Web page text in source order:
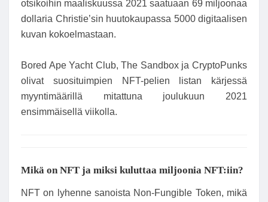
otsikoihin maaliskuussa 2021 saatuaan 69 miljoonaa
dollaria Christie’sin huutokaupassa 5000 digitaalisen
kuvan kokoelmastaan.
Bored Ape Yacht Club, The Sandbox ja CryptoPunks
olivat suosituimpien NFT-pelien listan kärjessä
myyntimäärillä mitattuna joulukuun 2021
ensimmäisellä viikolla.
Mikä on NFT ja miksi kuluttaa miljoonia NFT:iin?
NFT on lyhenne sanoista Non-Fungible Token, mikä